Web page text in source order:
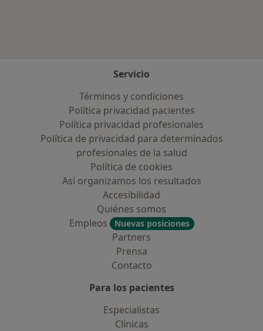
Servicio
Términos y condiciones
Política privacidad pacientes
Política privacidad profesionales
Política de privacidad para determinados
profesionales de la salud
Política de cookies
Así organizamos los resultados
Accesibilidad
Quiénes somos
Empleos
Nuevas posiciones
Partners
Prensa
Contacto
Para los pacientes
Especialistas
Clínicas